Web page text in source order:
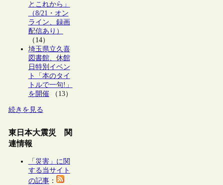
とこれから」
（8/21・オン
ライン、録画
配信あり）
（14）
埼玉県立久喜
図書館、休館
日特別イベン
ト「本のタイ
トルで一句!」
を開催（13）
続きを見る
東日本大震災 関
連情報
「災害」に関
する当サイト
の記事：